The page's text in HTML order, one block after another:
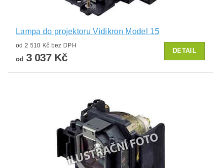
Lampa do projektoru Vidikron Model 15
od 2 510 Kč bez DPH
od 3 037 Kč
DETAIL